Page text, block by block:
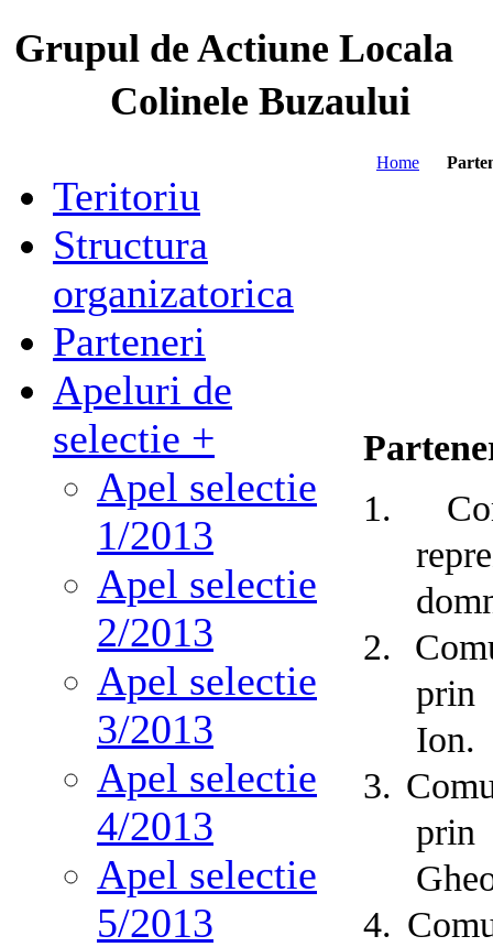
Grupul de Actiune Locala
Colinele Buzaului
Teritoriu
Structura
organizatorica
Parteneri
Apeluri de
selectie +
Apel selectie
1/2013
Apel selectie
2/2013
Apel selectie
3/2013
Apel selectie
4/2013
Apel selectie
5/2013
Home
1.
2.
prin
Ion.
3.
prin
4.